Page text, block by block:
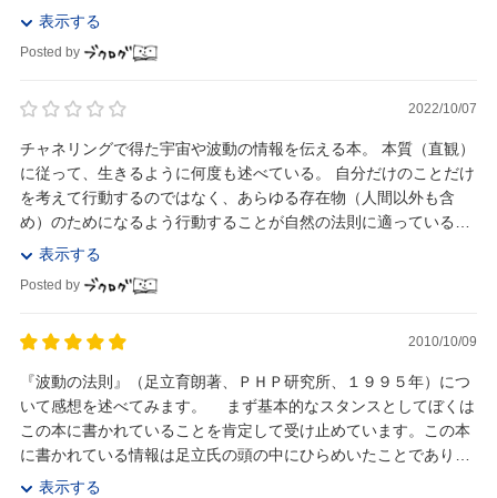
また、他人に理解してもらおうと1ミリも思っていな...
表示する
Posted by
2022/10/07
チャネリングで得た宇宙や波動の情報を伝える本。 本質（直観）
に従って、生きるように何度も述べている。 自分だけのことだけ
を考えて行動するのではなく、あらゆる存在物（人間以外も含
め）のためになるよう行動することが自然の法則に適っていると
いう。 ひらめき、直観＝波動 中性子＝意識...
表示する
Posted by
2010/10/09
『波動の法則』（足立育朗著、ＰＨＰ研究所、１９９５年）につ
いて感想を述べてみます。 まず基本的なスタンスとしてぼくは
この本に書かれていることを肯定して受け止めています。この本
に書かれている情報は足立氏の頭の中にひらめいたことであり、
現代科学的には理解できないこと、そして検証も...
表示する